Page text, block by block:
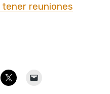
reuniones